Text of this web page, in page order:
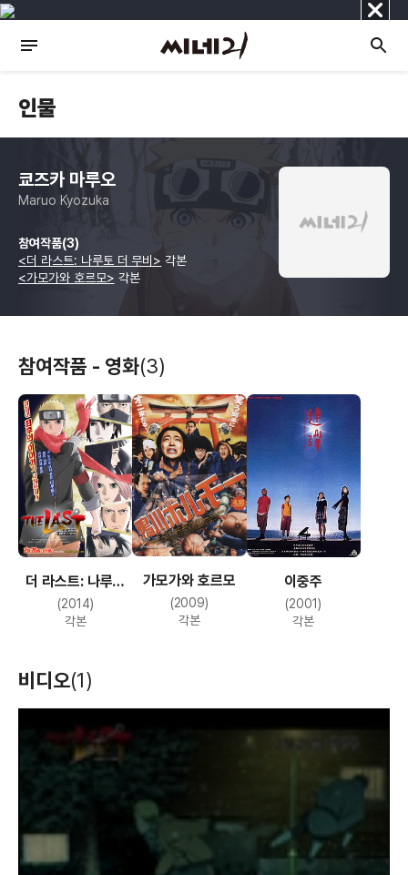
닫
기
인물
쿄즈카 마루오
Maruo Kyozuka
참여작품(3)
<더 라스트: 나루토 더 무비> 각본
<가모가와 호르모> 각본
참여작품 - 영화(3)
더 라스트: 나루토
더 무비
(2014)
각본
가모가와 호르모
(2009)
각본
이중주
(2001)
각본
비디오(1)
w